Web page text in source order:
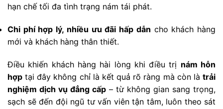
hạn chế tối đa tình trạng nám tái phát.
Chi phí hợp lý, nhiều ưu đãi hấp dẫn cho khách hàng
mới và khách hàng thân thiết.
Điều khiến khách hàng hài lòng khi điều trị nám hỗn
hợp tại đây không chỉ là kết quả rõ ràng mà còn là trải
nghiệm dịch vụ đẳng cấp – từ không gian sang trọng,
sạch sẽ đến đội ngũ tư vấn viên tận tâm, luôn theo sát